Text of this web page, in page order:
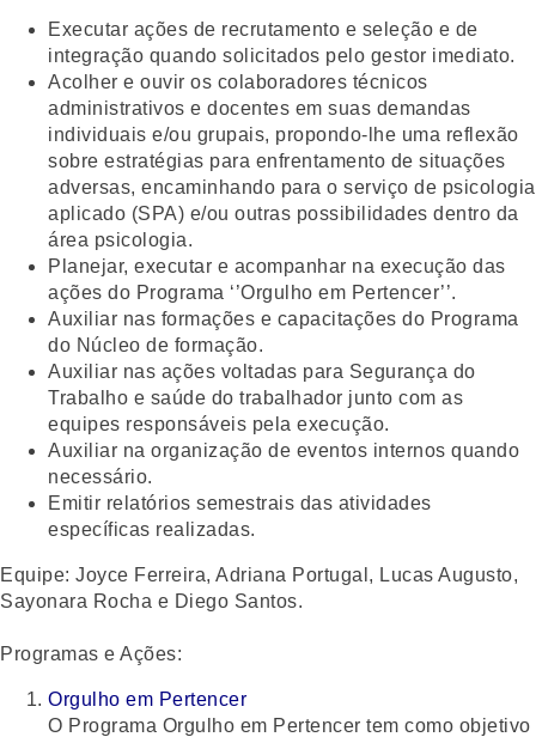
Executar ações de recrutamento e seleção e de
integração quando solicitados pelo gestor imediato.
Acolher e ouvir os colaboradores técnicos
administrativos e docentes em suas demandas
individuais e/ou grupais, propondo-lhe uma reflexão
sobre estratégias para enfrentamento de situações
adversas, encaminhando para o serviço de psicologia
aplicado (SPA) e/ou outras possibilidades dentro da
área psicologia.
Planejar, executar e acompanhar na execução das
ações do Programa ‘’Orgulho em Pertencer’’.
Auxiliar nas formações e capacitações do Programa
do Núcleo de formação.
Auxiliar nas ações voltadas para Segurança do
Trabalho e saúde do trabalhador junto com as
equipes responsáveis pela execução.
Auxiliar na organização de eventos internos quando
necessário.
Emitir relatórios semestrais das atividades
específicas realizadas.
Equipe: Joyce Ferreira, Adriana Portugal, Lucas Augusto,
Sayonara Rocha e Diego Santos.
Programas e Ações:
Orgulho em Pertencer
O Programa Orgulho em Pertencer tem como objetivo